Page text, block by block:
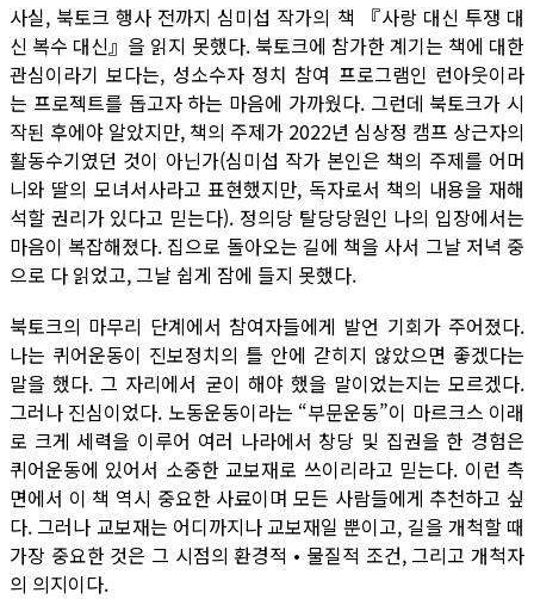
사실, 북토크 행사 전까지 심미섭 작가의 책 『사랑 대신 투쟁 대
신 복수 대신』을 읽지 못했다. 북토크에 참가한 계기는 책에 대한
관심이라기 보다는, 성소수자 정치 참여 프로그램인 런아웃이라
는 프로젝트를 돕고자 하는 마음에 가까웠다. 그런데 북토크가 시
작된 후에야 알았지만, 책의 주제가 2022년 심상정 캠프 상근자의
활동수기였던 것이 아닌가(심미섭 작가 본인은 책의 주제를 어머
니와 딸의 모녀서사라고 표현했지만, 독자로서 책의 내용을 재해
석할 권리가 있다고 믿는다). 정의당 탈당당원인 나의 입장에서는
마음이 복잡해졌다. 집으로 돌아오는 길에 책을 사서 그날 저녁 중
으로 다 읽었고, 그날 쉽게 잠에 들지 못했다.
북토크의 마무리 단계에서 참여자들에게 발언 기회가 주어졌다.
나는 퀴어운동이 진보정치의 틀 안에 갇히지 않았으면 좋겠다는
말을 했다. 그 자리에서 굳이 해야 했을 말이었는지는 모르겠다.
그러나 진심이었다. 노동운동이라는 “부문운동”이 마르크스 이래
로 크게 세력을 이루어 여러 나라에서 창당 및 집권을 한 경험은
퀴어운동에 있어서 소중한 교보재로 쓰이리라고 믿는다. 이런 측
면에서 이 책 역시 중요한 사료이며 모든 사람들에게 추천하고 싶
다. 그러나 교보재는 어디까지나 교보재일 뿐이고, 길을 개척할 때
가장 중요한 것은 그 시점의 환경적 • 물질적 조건, 그리고 개척자
의 의지이다.